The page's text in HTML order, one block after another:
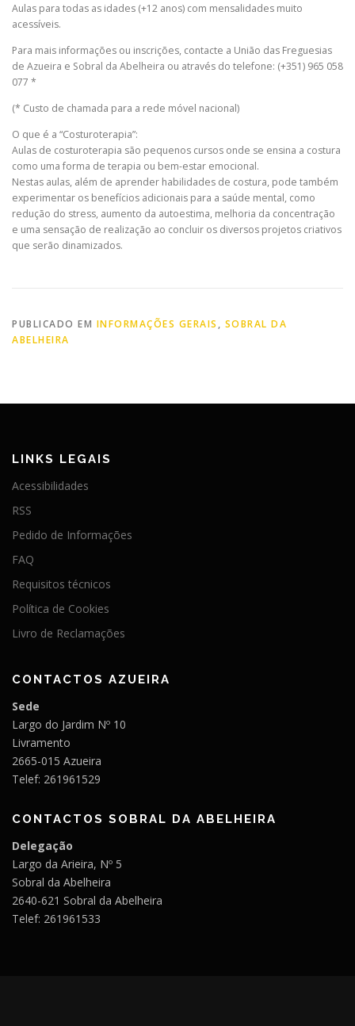
Aulas para todas as idades (+12 anos) com mensalidades muito
acessíveis.
Para mais informações ou inscrições, contacte a União das Freguesias
de Azueira e Sobral da Abelheira ou através do telefone: (+351) 965 058
077 *
(* Custo de chamada para a rede móvel nacional)
O que é a “Costuroterapia”:
Aulas de costuroterapia são pequenos cursos onde se ensina a costura
como uma forma de terapia ou bem-estar emocional.
Nestas aulas, além de aprender habilidades de costura, pode também
experimentar os benefícios adicionais para a saúde mental, como
redução do stress, aumento da autoestima, melhoria da concentração
e uma sensação de realização ao concluir os diversos projetos criativos
que serão dinamizados.
PUBLICADO EM INFORMAÇÕES GERAIS , SOBRAL DA
ABELHEIRA
LINKS LEGAIS
Acessibilidades
RSS
Pedido de Informações
FAQ
Requisitos técnicos
Política de Cookies
Livro de Reclamações
CONTACTOS AZUEIRA
Sede
Largo do Jardim Nº 10
Livramento
2665-015 Azueira
Telef: 261961529
CONTACTOS SOBRAL DA ABELHEIRA
Delegação
Largo da Arieira, Nº 5
Sobral da Abelheira
2640-621 Sobral da Abelheira
Telef: 261961533